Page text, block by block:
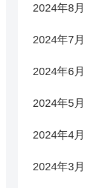
2024年8月
2024年7月
2024年6月
2024年5月
2024年4月
2024年3月